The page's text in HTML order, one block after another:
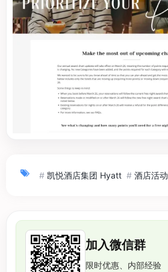
# 凯悦酒店集团 Hyatt # 酒店活动
加入微信群
限时优惠、内部经验